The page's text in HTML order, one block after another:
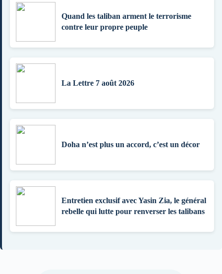
Quand les taliban arment le terrorisme
contre leur propre peuple
La Lettre 7 août 2026
Doha n’est plus un accord, c’est un décor
Entretien exclusif avec Yasin Zia, le général
rebelle qui lutte pour renverser les talibans